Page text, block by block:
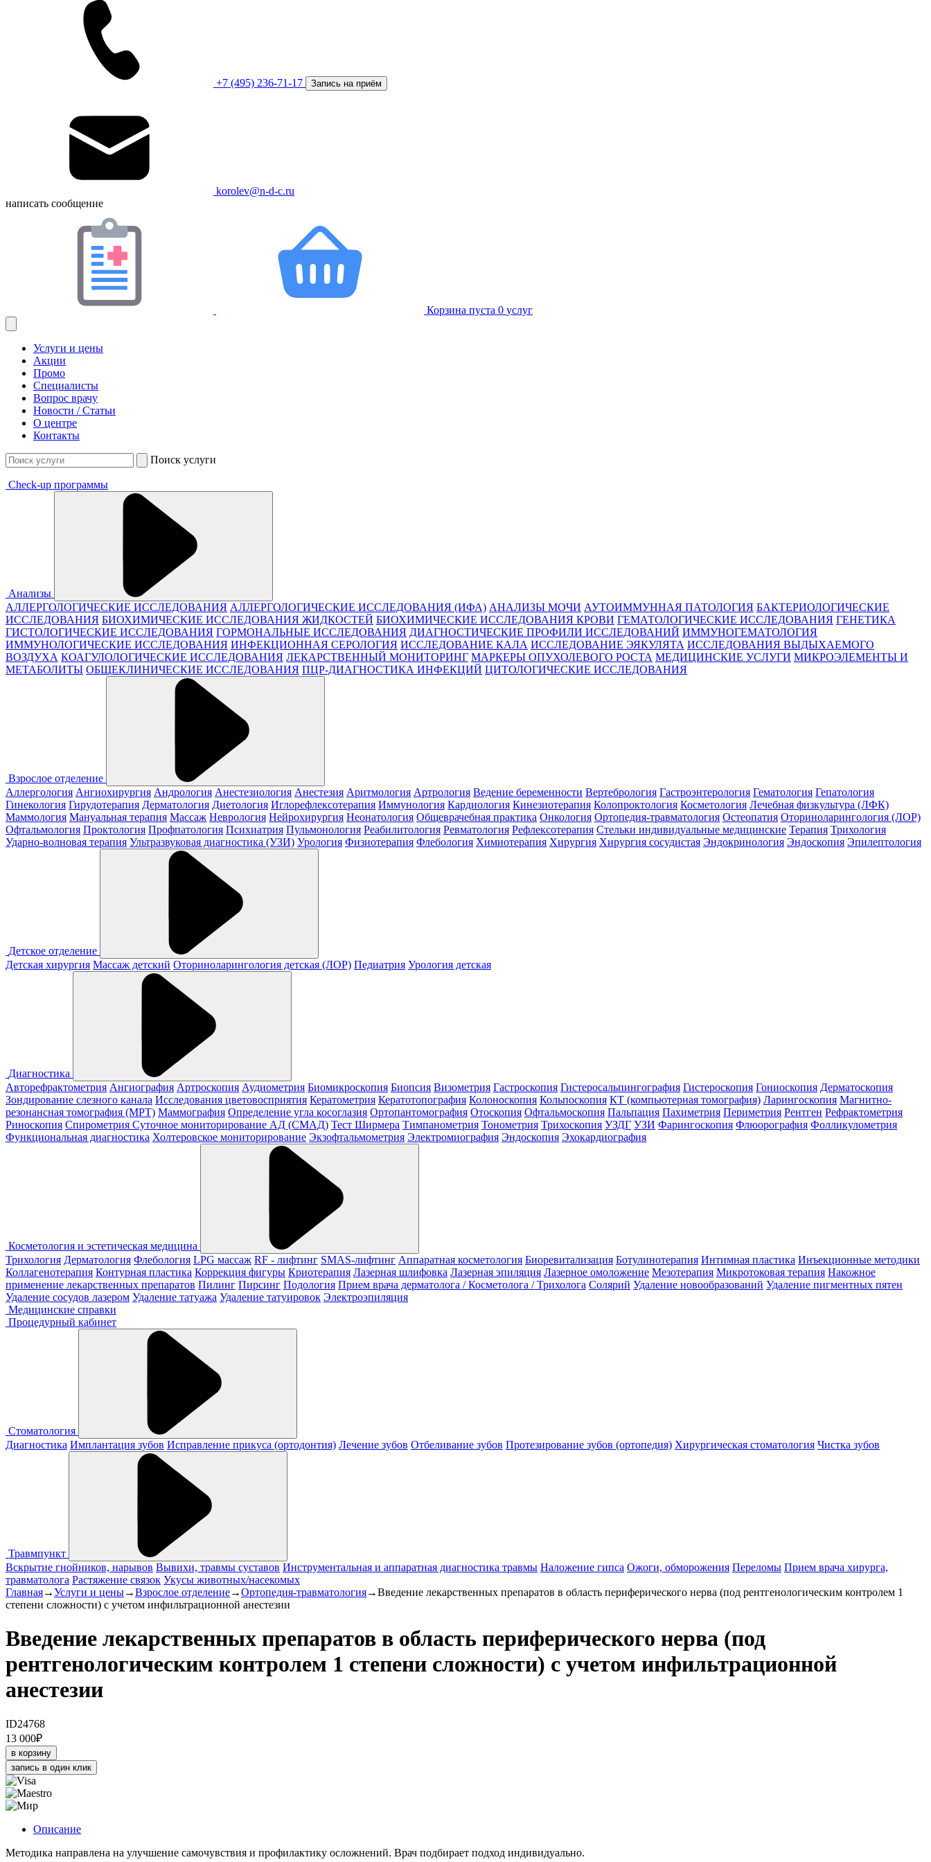
+7 (495) 236-71-17 Запись на приём
korolev@n-d-c.ru
написать сообщение
Корзина пуста 0 услуг
Услуги и цены
Акции
Промо
Специалисты
Вопрос врачу
Новости / Статьи
О центре
Контакты
Поиск услуги
Check-up программы
Анализы
АЛЛЕРГОЛОГИЧЕСКИЕ ИССЛЕДОВАНИЯ АЛЛЕРГОЛОГИЧЕСКИЕ ИССЛЕДОВАНИЯ (ИФА) АНАЛИЗЫ МОЧИ АУТОИММУННАЯ ПАТОЛОГИЯ БАКТЕРИОЛОГИЧЕСКИЕ
ИССЛЕДОВАНИЯ БИОХИМИЧЕСКИЕ ИССЛЕДОВАНИЯ ЖИДКОСТЕЙ БИОХИМИЧЕСКИЕ ИССЛЕДОВАНИЯ КРОВИ ГЕМАТОЛОГИЧЕСКИЕ ИССЛЕДОВАНИЯ ГЕНЕТИКА
ГИСТОЛОГИЧЕСКИЕ ИССЛЕДОВАНИЯ ГОРМОНАЛЬНЫЕ ИССЛЕДОВАНИЯ ДИАГНОСТИЧЕСКИЕ ПРОФИЛИ ИССЛЕДОВАНИЙ ИММУНОГЕМАТОЛОГИЯ
ИММУНОЛОГИЧЕСКИЕ ИССЛЕДОВАНИЯ ИНФЕКЦИОННАЯ СЕРОЛОГИЯ ИССЛЕДОВАНИЕ КАЛА ИССЛЕДОВАНИЕ ЭЯКУЛЯТА ИССЛЕДОВАНИЯ ВЫДЫХАЕМОГО
ВОЗДУХА КОАГУЛОЛОГИЧЕСКИЕ ИССЛЕДОВАНИЯ ЛЕКАРСТВЕННЫЙ МОНИТОРИНГ МАРКЕРЫ ОПУХОЛЕВОГО РОСТА МЕДИЦИНСКИЕ УСЛУГИ МИКРОЭЛЕМЕНТЫ И
МЕТАБОЛИТЫ ОБЩЕКЛИНИЧЕСКИЕ ИССЛЕДОВАНИЯ ПЦР-ДИАГНОСТИКА ИНФЕКЦИЙ ЦИТОЛОГИЧЕСКИЕ ИССЛЕДОВАНИЯ
Взрослое отделение
Аллергология Ангиохирургия Андрология Анестезиология Анестезия Аритмология Артрология Ведение беременности Вертебрология Гастроэнтерология Гематология Гепатология
Гинекология Гирудотерапия Дерматология Диетология Иглорефлексотерапия Иммунология Кардиология Кинезиотерапия Колопроктология Косметология Лечебная физкультура (ЛФК)
Маммология Мануальная терапия Массаж Неврология Нейрохирургия Неонатология Общеврачебная практика Онкология Ортопедия-травматология Остеопатия Оториноларингология (ЛОР)
Офтальмология Проктология Профпатология Психиатрия Пульмонология Реабилитология Ревматология Рефлексотерапия Стельки индивидуальные медицинские Терапия Трихология
Ударно-волновая терапия Ультразвуковая диагностика (УЗИ) Урология Физиотерапия Флебология Химиотерапия Хирургия Хирургия сосудистая Эндокринология Эндоскопия Эпилептология
Детское отделение
Детская хирургия Массаж детский Оториноларингология детская (ЛОР) Педиатрия Урология детская
Диагностика
Авторефрактометрия Ангиография Артроскопия Аудиометрия Биомикроскопия Биопсия Визометрия Гастроскопия Гистеросальпингография Гистероскопия Гониоскопия Дерматоскопия
Зондирование слезного канала Исследования цветовосприятия Кератометрия Кератотопография Колоноскопия Кольпоскопия КТ (компьютерная томография) Ларингоскопия Магнитно-
резонансная томография (МРТ) Маммография Определение угла косоглазия Ортопантомография Отоскопия Офтальмоскопия Пальпация Пахиметрия Периметрия Рентген Рефрактометрия
Риноскопия Спирометрия Суточное мониторирование АД (СМАД) Тест Ширмера Тимпанометрия Тонометрия Трихоскопия УЗДГ УЗИ Фарингоскопия Флюорография Фолликулометрия
Функциональная диагностика Холтеровское мониторирование Экзофтальмометрия Электромиография Эндоскопия Эхокардиография
Косметология и эстетическая медицина
Трихология Дерматология Флебология LPG массаж RF - лифтинг SMAS-лифтинг Аппаратная косметология Биоревитализация Ботулинотерапия Интимная пластика Инъекционные методики
Коллагенотерапия Контурная пластика Коррекция фигуры Криотерапия Лазерная шлифовка Лазерная эпиляция Лазерное омоложение Мезотерапия Микротоковая терапия Накожное
применение лекарственных препаратов Пилинг Пирсинг Подология Прием врача дерматолога / Косметолога / Трихолога Солярий Удаление новообразований Удаление пигментных пятен
Удаление сосудов лазером Удаление татуажа Удаление татуировок Электроэпиляция
Медицинские справки
Процедурный кабинет
Стоматология
Диагностика Имплантация зубов Исправление прикуса (ортодонтия) Лечение зубов Отбеливание зубов Протезирование зубов (ортопедия) Хирургическая стоматология Чистка зубов
Травмпункт
Вскрытие гнойников, нарывов Вывихи, травмы суставов Инструментальная и аппаратная диагностика травмы Наложение гипса Ожоги, обморожения Переломы Прием врача хирурга,
травматолога Растяжение связок Укусы животных/насекомых
Главная→Услуги и цены→Взрослое отделение→Ортопедия-травматология→Введение лекарственных препаратов в область периферического нерва (под рентгенологическим контролем 1
степени сложности) с учетом инфильтрационной анестезии
Введение лекарственных препаратов в область периферического нерва (под
рентгенологическим контролем 1 степени сложности) с учетом инфильтрационной
анестезии
ID24768
13 000₽
в корзину
запись в один клик
Описание
Методика направлена на улучшение самочувствия и профилактику осложнений. Врач подбирает подход индивидуально.